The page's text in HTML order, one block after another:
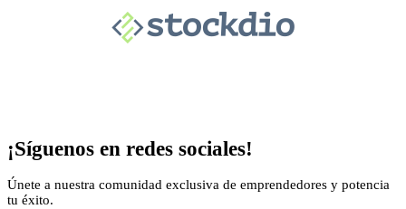
¡Síguenos en redes sociales!
Únete a nuestra comunidad exclusiva de emprendedores y potencia
tu éxito.